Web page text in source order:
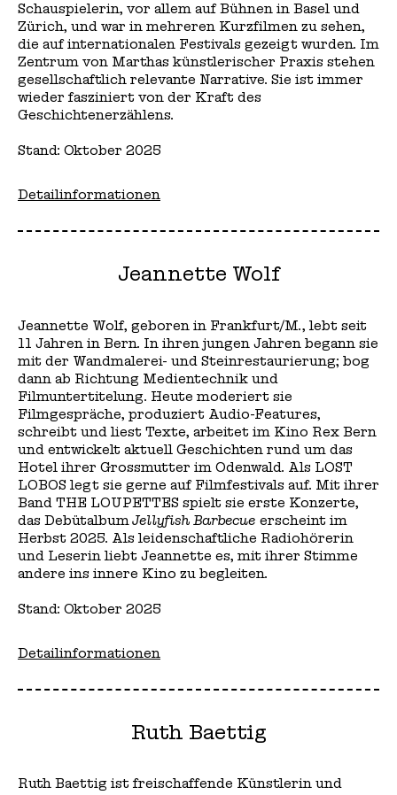
Schauspielerin, vor allem auf Bühnen in Basel und
Zürich, und war in mehreren Kurzfilmen zu sehen,
die auf internationalen Festivals gezeigt wurden. Im
Zentrum von Marthas künstlerischer Praxis stehen
gesellschaftlich relevante Narrative. Sie ist immer
wieder fasziniert von der Kraft des
Geschichtenerzählens.
Stand: Oktober 2025
Detailinformationen
Jeannette Wolf
Jeannette Wolf, geboren in Frankfurt/M., lebt seit
11 Jahren in Bern. In ihren jungen Jahren begann sie
mit der Wandmalerei- und Steinrestaurierung; bog
dann ab Richtung Medientechnik und
Filmuntertitelung. Heute moderiert sie
Filmgespräche, produziert Audio-Features,
schreibt und liest Texte, arbeitet im Kino Rex Bern
und entwickelt aktuell Geschichten rund um das
Hotel ihrer Grossmutter im Odenwald. Als LOST
LOBOS legt sie gerne auf Filmfestivals auf. Mit ihrer
Band THE LOUPETTES spielt sie erste Konzerte,
das DebütalbumJellyfish Barbecue erscheint im
Herbst 2025. Als leidenschaftliche Radiohörerin
und Leserin liebt Jeannette es, mit ihrer Stimme
andere ins innere Kino zu begleiten.
Stand: Oktober 2025
Detailinformationen
Ruth Baettig
Ruth Baettig ist freischaffende Künstlerin und